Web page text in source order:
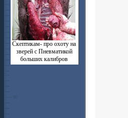
Скептикам- про охоту на
зверей с Пневматикой
больших калибров